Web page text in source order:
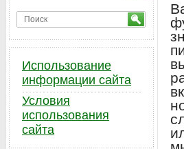
Использование
информации сайта
Условия
использования
сайта